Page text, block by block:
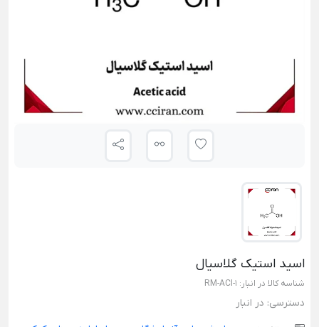
اسید استیک گلاسیال
شناسه کالا در انبار: RM-ACI-1
دسترسی: در انبار